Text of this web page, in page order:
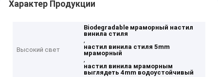
Характер Продукции
Высокий свет
Biodegradable мраморный настил
винила стиля
,
настил винила стиля 5mm
мраморный
,
настил винила мраморным
выглядеть 4mm водоустойчивый